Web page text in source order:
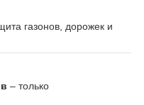
газонов, дорожек и
– только